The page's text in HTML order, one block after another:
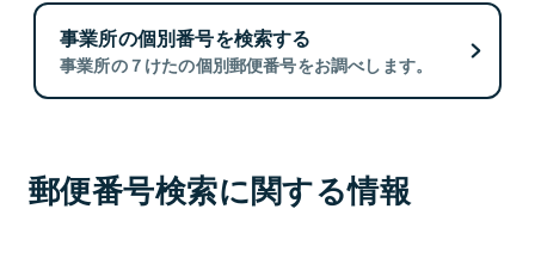
事業所の個別番号を検索する
事業所の７けたの個別郵便番号をお調べします。
郵便番号検索に関する情報